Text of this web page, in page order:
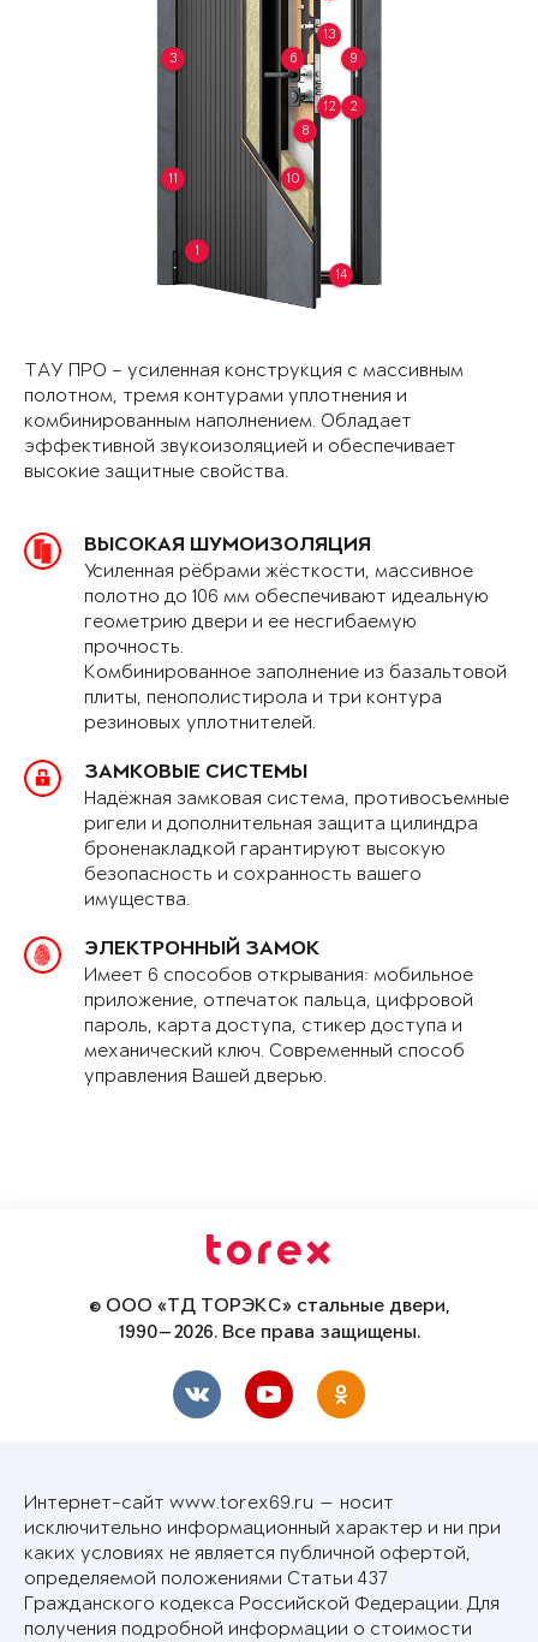
1
2
3 6
8
9
10
11
12
13
14
ТАУ ПРО – усиленная конструкция с массивным
полотном, тремя контурами уплотнения и
комбинированным наполнением. Обладает
эффективной звукоизоляцией и обеспечивает
высокие защитные свойства.
ВЫСОКАЯ ШУМОИЗОЛЯЦИЯ
Усиленная рёбрами жёсткости, массивное
полотно до 106 мм обеспечивают идеальную
геометрию двери и ее несгибаемую
прочность.
Комбинированное заполнение из базальтовой
плиты, пенополистирола и три контура
резиновых уплотнителей.
ЗАМКОВЫЕ СИСТЕМЫ
Надёжная замковая система, противосъемные
ригели и дополнительная защита цилиндра
броненакладкой гарантируют высокую
безопасность и сохранность вашего
имущества.
ЭЛЕКТРОННЫЙ ЗАМОК
Имеет 6 способов открывания: мобильное
приложение, отпечаток пальца, цифровой
пароль, карта доступа, стикер доступа и
механический ключ. Современный способ
управления Вашей дверью.
© ООО «ТД ТОРЭКС» стальные двери,
1990—2026. Все права защищены.
Интернет-сайт www.torex69.ru — носит
исключительно информационный характер и ни при
каких условиях не является публичной офертой,
определяемой положениями Статьи 437
Гражданского кодекса Российской Федерации. Для
получения подробной информации о стоимости